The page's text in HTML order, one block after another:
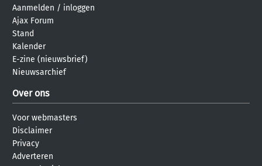
Aanmelden / inloggen
Ajax Forum
Stand
Kalender
E-zine (nieuwsbrief)
Nieuwsarchief
Over ons
Voor webmasters
Disclaimer
Privacy
Adverteren